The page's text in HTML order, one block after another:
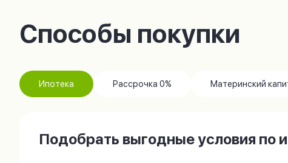
Способы покупки
Ипотека Рассрочка 0% Материнский
Подобрать выгодные условия по